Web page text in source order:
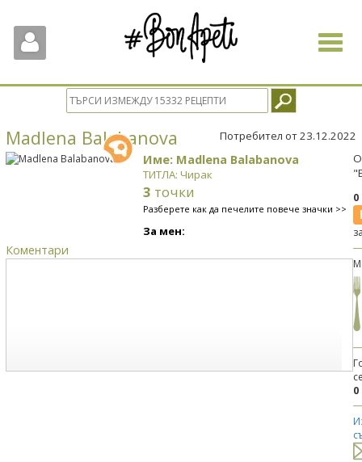
Toggle
Madlena Balabanova Потребител от 23.12.2022
Име: Madlena Balabanova
ТИТЛА: Чирак
3 точки
Разберете как да печелите повече значки >>
За мен:
Коментари
0